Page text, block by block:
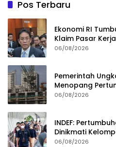
Pos Terbaru
Ekonomi RI
Klaim Pasar
Membaik
06/08/2026
Pemerintah
Menopang
II-2026
06/08/2026
INDEF:
Dinikmati
06/08/2026